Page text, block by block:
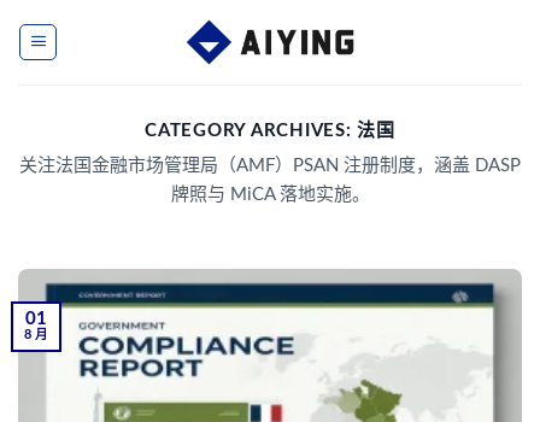
CATEGORY ARCHIVES:法国
关注法国金融市场管理局（AMF）PSAN 注册制度，涵盖 DASP
牌照与 MiCA 落地实施。
01
8 月